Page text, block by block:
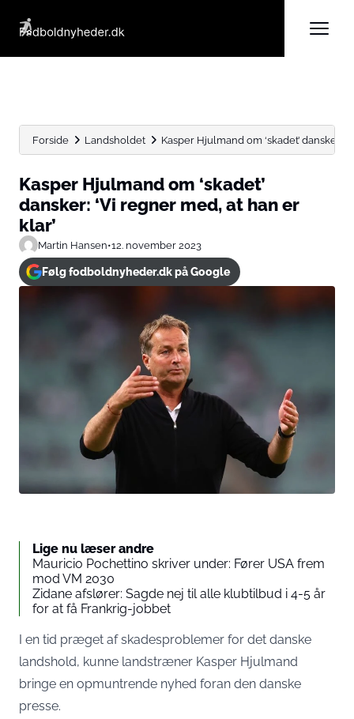
Forside Landsholdet Kasper Hjulmand om ‘skadet’ dansker:
Kasper Hjulmand om ‘skadet’
dansker: ‘Vi regner med, at han er
klar’
Martin Hansen•12. november 2023
Følg fodboldnyheder.dk på Google
Lige nu læser andre
Mauricio Pochettino skriver under: Fører USA frem
mod VM 2030
Zidane afslører: Sagde nej til alle klubtilbud i 4-5 år
for at få Frankrig-jobbet
I en tid præget af skadesproblemer for det danske
landshold, kunne landstræner Kasper Hjulmand
bringe en opmuntrende nyhed foran den danske
presse.